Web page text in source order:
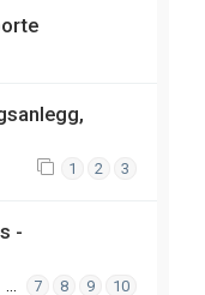
1 2 3
-
… 7 8 9 10